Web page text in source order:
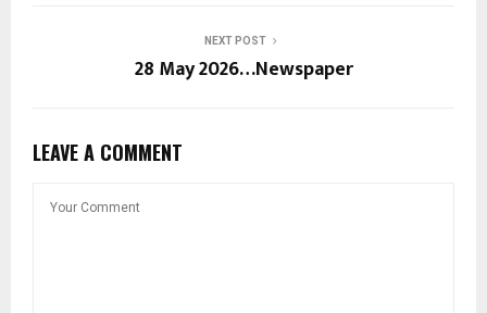
NEXT POST
28 May 2026…Newspaper
LEAVE A COMMENT